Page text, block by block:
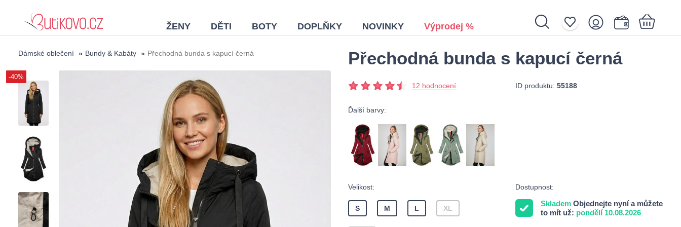
ŽENY DĚTI BOTY DOPLŇKY NOVINKY Výprodej %
Nákupní košík je prázdný.
Dámské oblečení » Bundy & Kabáty » Přechodná bunda s kapucí černá
-40%
Přechodná bunda s kapucí černá
12 hodnocení ID produktu: 55188
Dostupnost:
Skladem Objednejte nyní a můžete
to mít už: pondělí 10.08.2026
Ďalší barvy:
Velikost:
S M L XL